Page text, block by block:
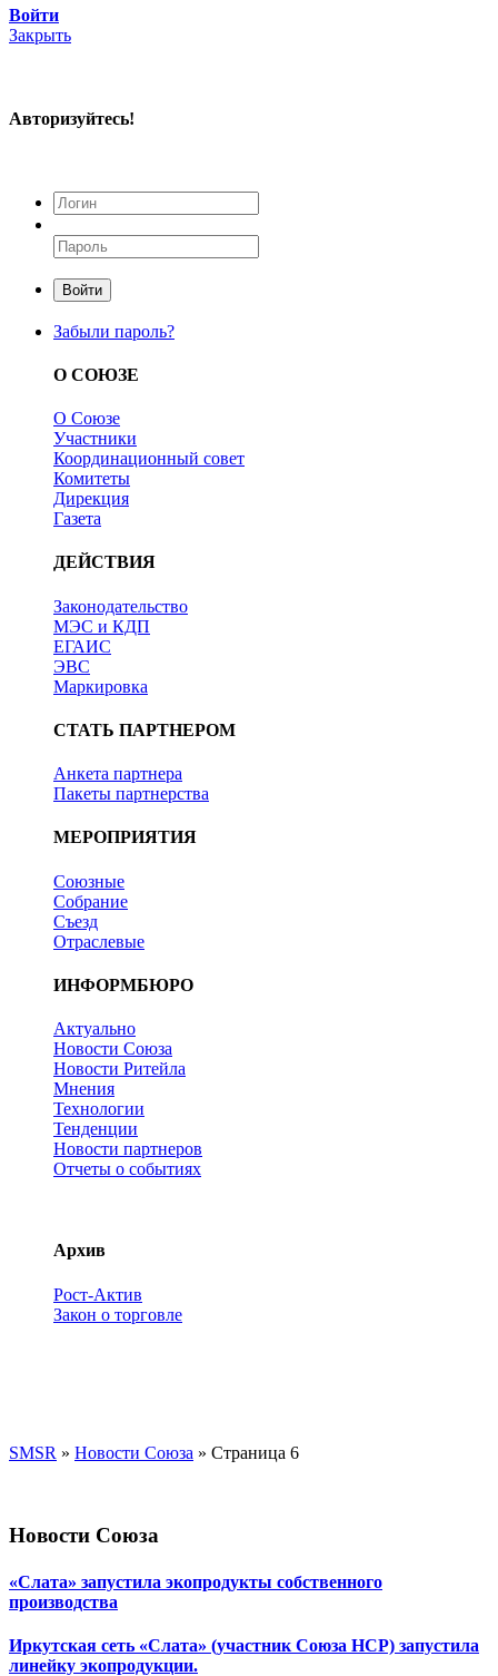
Войти
Закрыть
Авторизуйтесь!
Войти
Забыли пароль?
О СОЮЗЕ
О Союзе
Участники
Координационный совет
Комитеты
Дирекция
Газета
ДЕЙСТВИЯ
Законодательство
МЭС и КДП
ЕГАИС
ЭВС
Маркировка
СТАТЬ ПАРТНЕРОМ
Анкета партнера
Пакеты партнерства
МЕРОПРИЯТИЯ
Союзные
Собрание
Съезд
Отраслевые
ИНФОРМБЮРО
Актуально
Новости Союза
Новости Ритейла
Мнения
Технологии
Тенденции
Новости партнеров
Отчеты о событиях
Архив
Рост-Актив
Закон о торговле
SMSR » Новости Союза » Страница 6
Новости Союза
«Слата» запустила экопродукты собственного
производства
Иркутская сеть «Слата» (участник Союза НСР) запустила
линейку экопродукции.